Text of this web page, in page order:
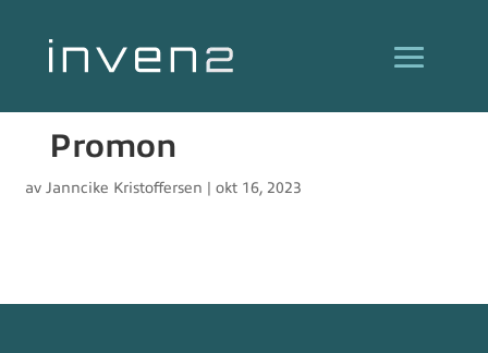
Promon
av Janncike Kristoffersen okt 16, 2023